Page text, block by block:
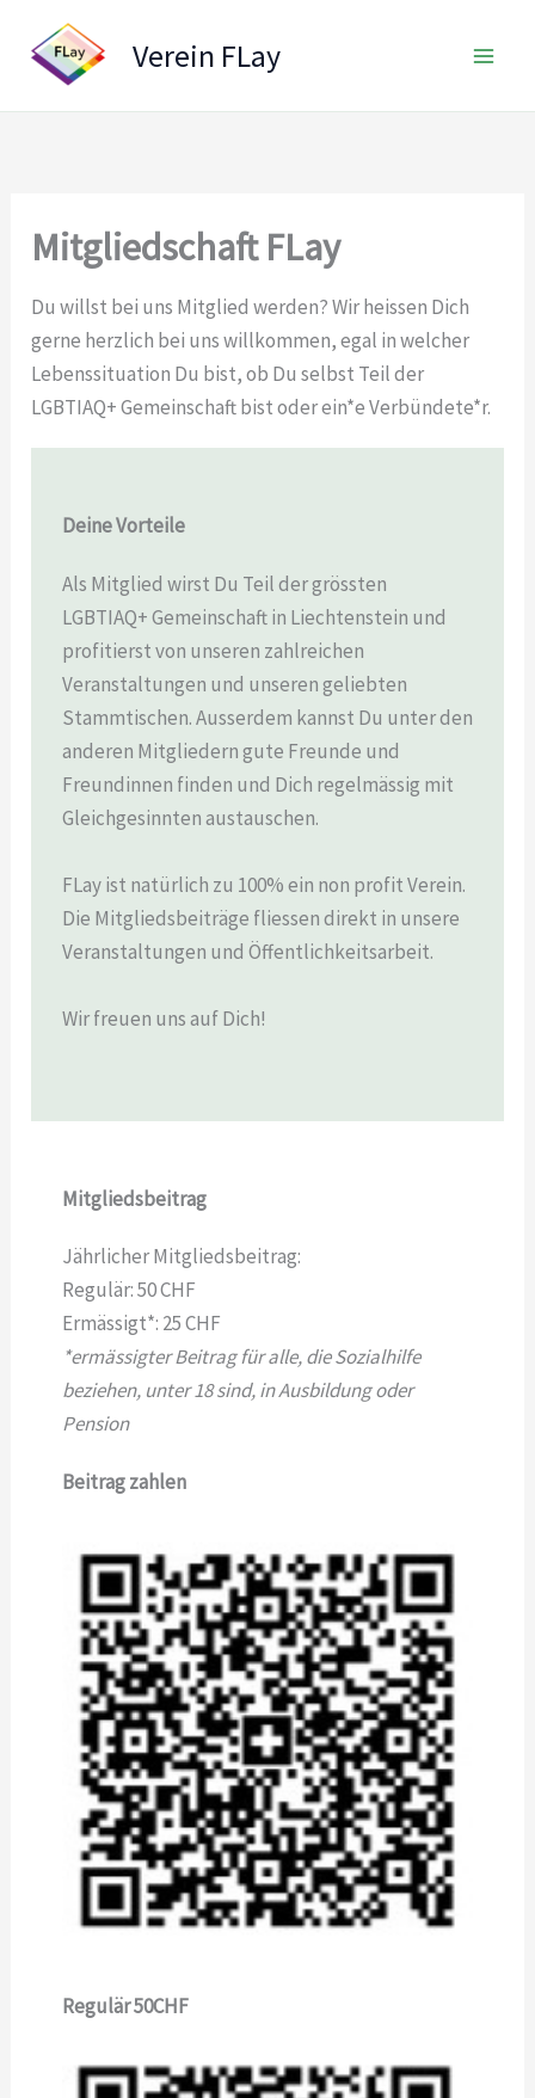
Inhalt
springen
Verein FLay
Mitgliedschaft FLay
Du willst bei uns Mitglied werden? Wir heissen Dich
gerne herzlich bei uns willkommen, egal in welcher
Lebenssituation Du bist, ob Du selbst Teil der
LGBTIAQ+ Gemeinschaft bist oder ein*e Verbündete*r.
Deine Vorteile
Als Mitglied wirst Du Teil der grössten
LGBTIAQ+ Gemeinschaft in Liechtenstein und
profitierst von unseren zahlreichen
Veranstaltungen und unseren geliebten
Stammtischen. Ausserdem kannst Du unter den
anderen Mitgliedern gute Freunde und
Freundinnen finden und Dich regelmässig mit
Gleichgesinnten austauschen.
FLay ist natürlich zu 100% ein non profit Verein.
Die Mitgliedsbeiträge fliessen direkt in unsere
Veranstaltungen und Öffentlichkeitsarbeit.
Wir freuen uns auf Dich!
Mitgliedsbeitrag
Jährlicher Mitgliedsbeitrag:
Regulär: 50 CHF
Ermässigt*: 25 CHF
*ermässigter Beitrag für alle, die Sozialhilfe
beziehen, unter 18 sind, in Ausbildung oder
Pension
Beitrag zahlen
Regulär 50CHF